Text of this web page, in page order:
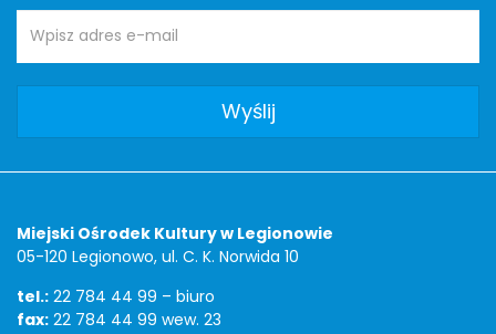
Newsletter
e-
mail:
Adres
Miejski Ośrodek Kultury w Legionowie
05-120 Legionowo, ul. C. K. Norwida 10
tel.: 22 784 44 99 – biuro
fax: 22 784 44 99 wew. 23